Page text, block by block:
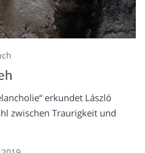
erkundet László
zwischen Traurigkeit und